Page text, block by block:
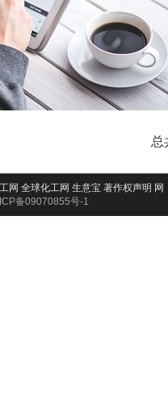
总
网 全球化工网 生意宝 著作权声明 网
备09070855号-1